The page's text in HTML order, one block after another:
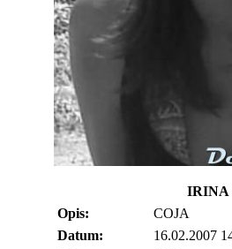
IRINA
Opis:
COJA
Datum:
16.02.2007